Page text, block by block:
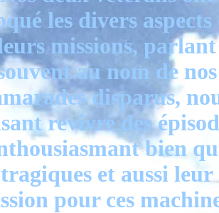
les divers aspects
missions, parlant
au nom de nos
disparus,
revivre des
bien
tragiques et aussi leur
pour ces